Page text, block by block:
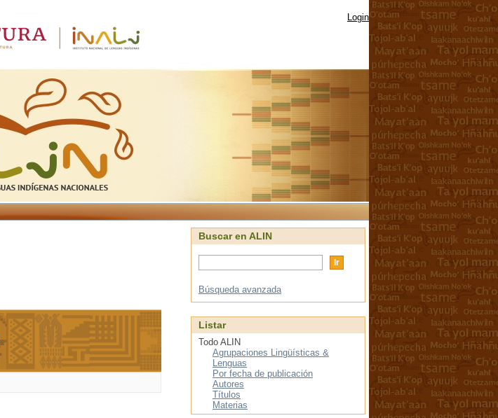
Login
Buscar en ALIN
Búsqueda avanzada
Listar
Todo ALIN
Agrupaciones Lingüísticas &
Lenguas
Por fecha de publicación
Autores
Títulos
Materias